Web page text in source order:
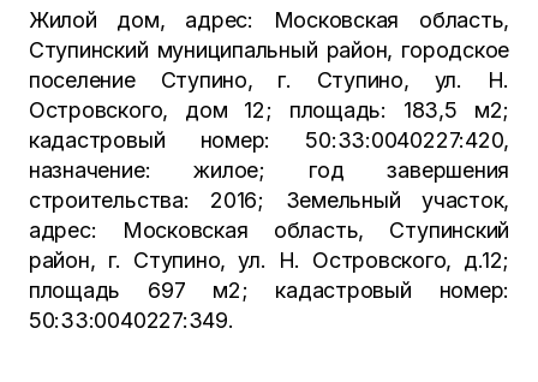
Жилой дом, адрес: Московская область,
Ступинский муниципальный район, городское
поселение Ступино, г. Ступино, ул. Н.
Островского, дом 12; площадь: 183,5 м2;
кадастровый номер: 50:33:0040227:420,
назначение: жилое; год завершения
строительства: 2016; Земельный участок,
адрес: Московская область, Ступинский
район, г. Ступино, ул. Н. Островского, д.12;
площадь 697 м2; кадастровый номер:
50:33:0040227:349.